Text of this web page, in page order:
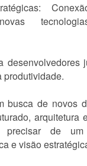
desenvolvedores
produtividade.
busca de novos
arquitetura
precisar de
e visão